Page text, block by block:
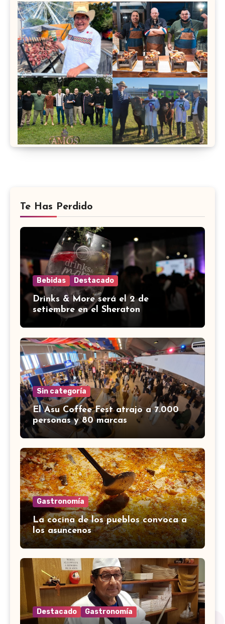
Te Has Perdido
Bebidas Destacado
Drinks & More será el 2 de
setiembre en el Sheraton
Sin categoría
El Asu Coffee Fest atrajo a 7.000
personas y 80 marcas
Gastronomía
La cocina de los pueblos convoca a
los asuncenos
Destacado Gastronomía